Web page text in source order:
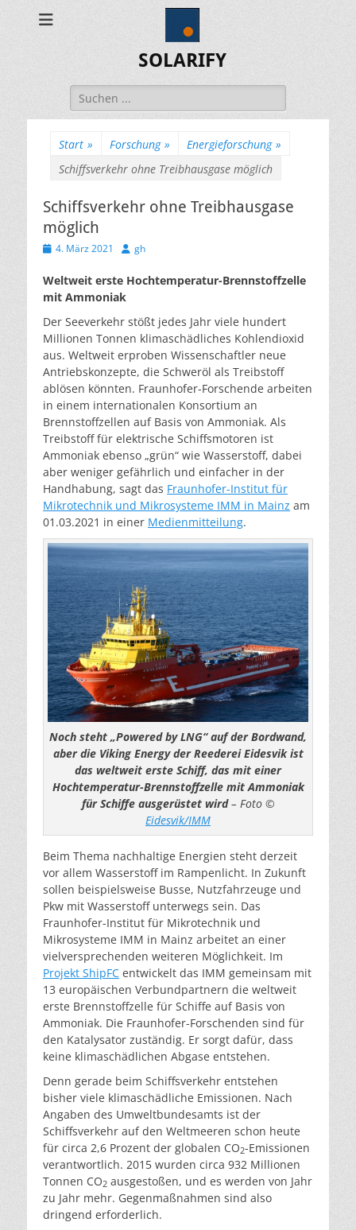
SOLARIFY
Suchen
nach:
Start » Forschung » Energieforschung »
Schiffsverkehr ohne Treibhausgase möglich
Schiffsverkehr ohne Treibhausgase
möglich
Veröffentlicht
4. März 2021 Autor
gh
Weltweit erste Hochtemperatur-Brennstoffzelle
mit Ammoniak
Der Seeverkehr stößt jedes Jahr viele hundert
Millionen Tonnen klimaschädliches Kohlendioxid
aus. Weltweit erproben Wissenschaftler neue
Antriebskonzepte, die Schweröl als Treibstoff
ablösen könnten. Fraunhofer-Forschende arbeiten
in einem internationalen Konsortium an
Brennstoffzellen auf Basis von Ammoniak. Als
Treibstoff für elektrische Schiffsmotoren ist
Ammoniak ebenso „grün“ wie Wasserstoff, dabei
aber weniger gefährlich und einfacher in der
Handhabung, sagt das Fraunhofer-Institut für
Mikrotechnik und Mikrosysteme IMM in Mainz am
01.03.2021 in einer Medienmitteilung.
Noch steht „Powered by LNG“ auf der Bordwand,
aber die Viking Energy der Reederei Eidesvik ist
das weltweit erste Schiff, das mit einer
Hochtemperatur-Brennstoffzelle mit Ammoniak
für Schiffe ausgerüstet wird– Foto ©
Eidesvik/IMM
Beim Thema nachhaltige Energien steht derzeit
vor allem Wasserstoff im Rampenlicht. In Zukunft
sollen beispielsweise Busse, Nutzfahrzeuge und
Pkw mit Wasserstoff unterwegs sein. Das
Fraunhofer-Institut für Mikrotechnik und
Mikrosysteme IMM in Mainz arbeitet an einer
vielversprechenden weiteren Möglichkeit. Im
Projekt ShipFC entwickelt das IMM gemeinsam mit
13 europäischen Verbundpartnern die weltweit
erste Brennstoffzelle für Schiffe auf Basis von
Ammoniak. Die Fraunhofer-Forschenden sind für
den Katalysator zuständig. Er sorgt dafür, dass
keine klimaschädlichen Abgase entstehen.
Denn gerade beim Schiffsverkehr entstehen
bisher viele klimaschädliche Emissionen. Nach
Angaben des Umweltbundesamts ist der
Schiffsverkehr auf den Weltmeeren schon heute
für circa 2,6 Prozent der globalen CO2-Emissionen
verantwortlich. 2015 wurden circa 932 Millionen
Tonnen CO2 ausgestoßen, und es werden von Jahr
zu Jahr mehr. Gegenmaßnahmen sind also
dringend erforderlich.